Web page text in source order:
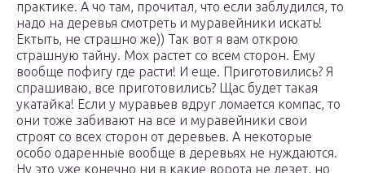
практике. А чо там, прочитал, что если заблудился, то
надо на деревья смотреть и муравейники искать!
Ектыть, не страшно же)) Так вот я вам открою
страшную тайну. Мох растет со всем сторон. Ему
вообще пофигу где расти! И еще. Приготовились? Я
спрашиваю, все приготовились? Щас будет такая
укатайка! Если у муравьев вдруг ломается компас, то
они тоже забивают на все и муравейники свои
строят со всех сторон от деревьев. А некоторые
особо одаренные вообще в деревьях не нуждаются.
Ну это уже конечно ни в какие ворота не лезет, но